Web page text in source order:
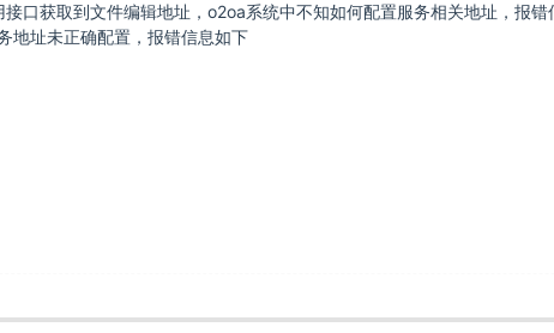
口获取到文件编辑地址，o2oa系统中不知如何配置服务相关地址，报
地址未正确配置，报错信息如下